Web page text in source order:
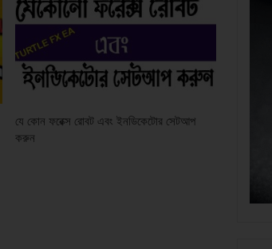
যে কোন ফরেক্স রোবট এবং ইনডিকেটোর সেটআপ
করুন